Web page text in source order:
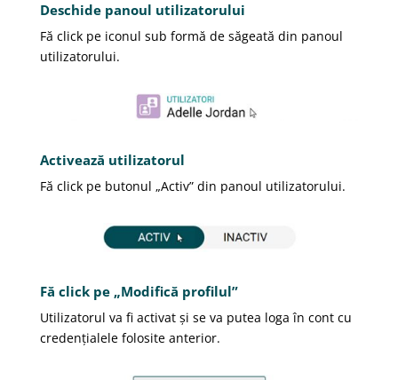
Deschide panoul utilizatorului
Fă click pe iconul sub formă de săgeată din panoul
utilizatorului.
Activează utilizatorul
Fă click pe butonul „Activ” din panoul utilizatorului.
Fă click pe „Modifică profilul”
Utilizatorul va fi activat și se va putea loga în cont cu
credențialele folosite anterior.